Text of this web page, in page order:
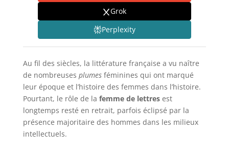
Grok
Perplexity
Au fil des siècles, la littérature française a vu naître
de nombreuses plumes féminines qui ont marqué
leur époque et l’histoire des femmes dans l’histoire.
Pourtant, le rôle de la femme de lettresest
longtemps resté en retrait, parfois éclipsé par la
présence majoritaire des hommes dans les milieux
intellectuels.